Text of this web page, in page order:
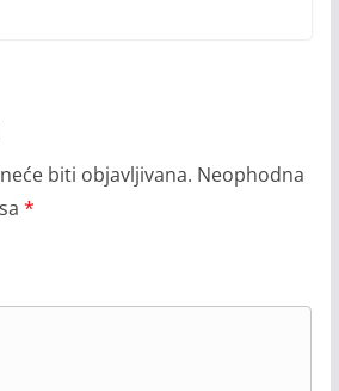
biti objavljivana. Neophodna
*